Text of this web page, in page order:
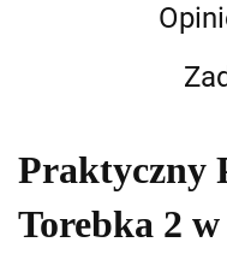
Praktyczny
Torebka 2